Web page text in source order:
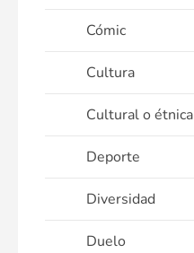
Cómic
Cultura
Cultural o étnica
Deporte
Diversidad
Duelo